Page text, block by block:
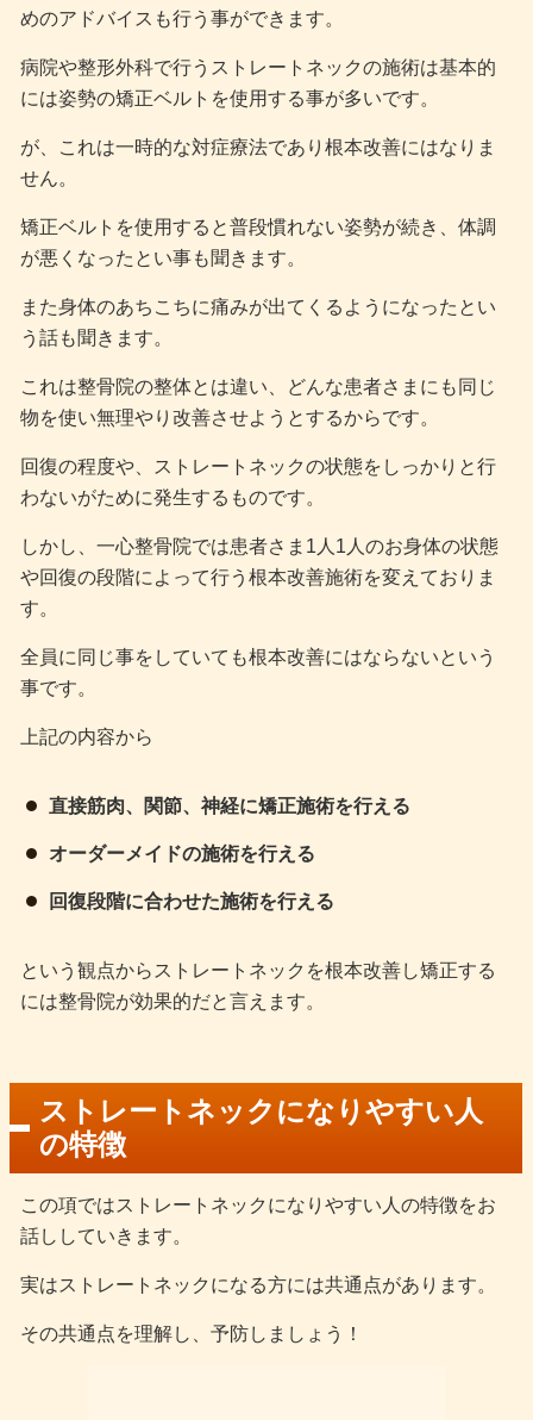
めのアドバイスも行う事ができます。
病院や整形外科で行うストレートネックの施術は基本的
には姿勢の矯正ベルトを使用する事が多いです。
が、これは一時的な対症療法であり根本改善にはなりま
せん。
矯正ベルトを使用すると普段慣れない姿勢が続き、体調
が悪くなったとい事も聞きます。
また身体のあちこちに痛みが出てくるようになったとい
う話も聞きます。
これは整骨院の整体とは違い、どんな患者さまにも同じ
物を使い無理やり改善させようとするからです。
回復の程度や、ストレートネックの状態をしっかりと行
わないがために発生するものです。
しかし、一心整骨院では患者さま1人1人のお身体の状態
や回復の段階によって行う根本改善施術を変えておりま
す。
全員に同じ事をしていても根本改善にはならないという
事です。
上記の内容から
直接筋肉、関節、神経に矯正施術を行える
オーダーメイドの施術を行える
回復段階に合わせた施術を行える
という観点からストレートネックを根本改善し矯正する
には整骨院が効果的だと言えます。
ストレートネックになりやすい人
の特徴
この項ではストレートネックになりやすい人の特徴をお
話ししていきます。
実はストレートネックになる方には共通点があります。
その共通点を理解し、予防しましょう！